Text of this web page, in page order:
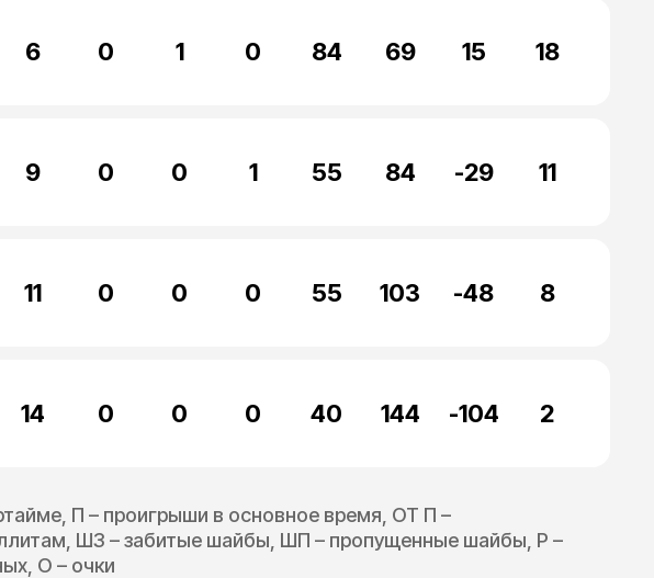
6 0 1 0 84 69 15 18
9 0 0 1 55 84 -29 11
11 0 0 0 55 103 -48 8
14 0 0 0 40 144 -104 2
П – проигрыши в основное время, ОТ П –
ШЗ – забитые шайбы, ШП – пропущенные шайбы, Р –
О – очки